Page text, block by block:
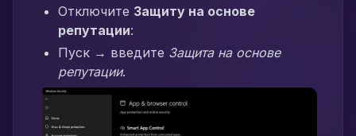
Отключите Защиту на основе
репутации:
Пуск → введите Защита на основе
репутации.